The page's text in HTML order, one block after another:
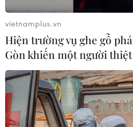
vietnamplus.vn
Hiện trường vụ ghe gỗ
Gòn khiến một người